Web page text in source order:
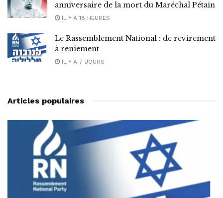
anniversaire de la mort du Maréchal Pétain
IL Y A 18 HEURES
Le Rassemblement National : de revirement
à reniement
IL Y A 7 JOURS
Articles populaires